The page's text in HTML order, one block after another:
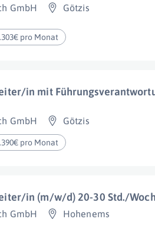
GmbH Götzis
pro Monat
in mit
GmbH Götzis
pro Monat
in (m/w/d) 20-30 Std./
GmbH Hohenems